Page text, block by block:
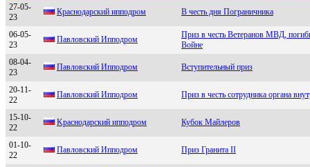
27-05-
23
Краснодарский ипподром В честь дня Пограничника
06-05-
23
Павлoвcкий Иппoдрoм
Приз в честь Ветеранов МВД,
Войне
08-04-
23
Пaвловcкий Ипподpом Вступительный приз
20-11-
22
Павлoвcкий Иппoдрoм Приз в честь сотрудника органа
15-10-
22
Kраснoдарский иппoдрoм Кубок Майлеров
01-10-
22
Павловский Ипподром Приз Гранита II